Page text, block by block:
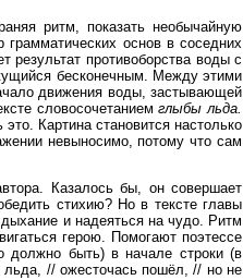
ритм, показать необычайную
основ в соседних
результат противоборства воды с
бесконечным. Между этими
движения воды, застывающей
словосочетаниемглыбы льда.
Картина становится настолько
невыносимо, потому что сам
Казалось бы, он совершает
стихию? Но в тексте главы
и надеяться на чудо. Ритм
герою. Помогают поэтессе
должно быть) в начале строки (в
льда, // ожесточась пошёл, // но не